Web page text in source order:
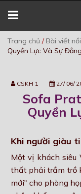
Trang chủ / Bài viết
Quyền Lực Và Sự
CSKH 1 27/ 06/
Sofa
Quyền
Khi người giàu
Một vị khách siêu
thất phải trầm trồ
mới" cho phòng